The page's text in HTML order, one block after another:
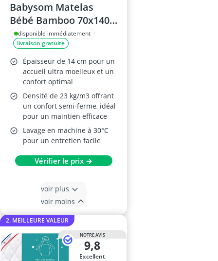
Babysom Matelas
Bébé Bamboo 70x140
cmdisponible immédiatement
livraison gratuite
Épaisseur de 14 cm pour un
accueil ultra moelleux et un
confort optimal
Densité de 23 kg/m3 offrant
un confort semi-ferme, idéal
pour un maintien efficace
Lavage en machine à 30°C
pour un entretien facile
Vérifier le prix →
voir plus
voir moins
2. MEILLEURE VALEUR
NOTRE AVIS
9,8
Excellent